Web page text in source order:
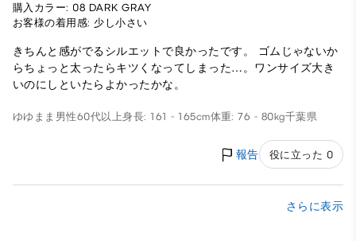
購入カラー: 08 DARK GRAY
お客様の着用感: 少し小さい
きちんと感がでるシルエットで良かったです。 ゴムじゃないか
らちょっと太ったらキツくなってしまった…。ワンサイズ大き
いのにしといたらよかったかな。
ゆゆまま 男性60代以上身長: 161 - 165cm体重: 76 - 80kg千葉県
報告 役に立った 0
さらに表示